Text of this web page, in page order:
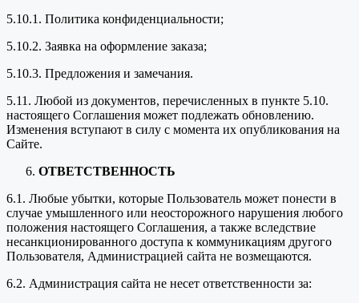
5.10.1. Политика конфиденциальности;
5.10.2. Заявка на оформление заказа;
5.10.3. Предложения и замечания.
5.11. Любой из документов, перечисленных в пункте 5.10.
настоящего Соглашения может подлежать обновлению.
Изменения вступают в силу с момента их опубликования на
Сайте.
ОТВЕТСТВЕННОСТЬ
6.1. Любые убытки, которые Пользователь может понести в
случае умышленного или неосторожного нарушения любого
положения настоящего Соглашения, а также вследствие
несанкционированного доступа к коммуникациям другого
Пользователя, Администрацией сайта не возмещаются.
6.2. Администрация сайта не несет ответственности за: